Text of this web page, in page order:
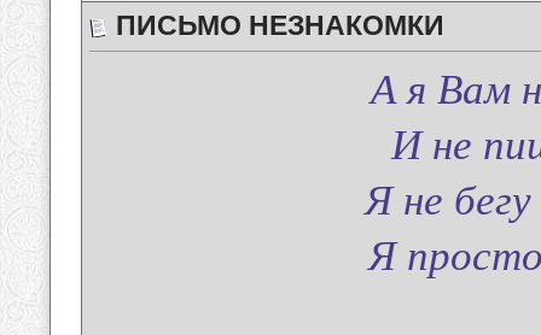
ПИСЬМО НЕЗНАКОМКИ
А я Вам
И не
Я не
Я